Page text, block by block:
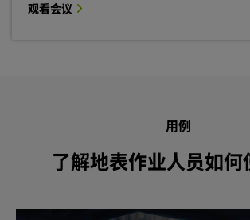
观看会议
用例
了解地表作业人员如何